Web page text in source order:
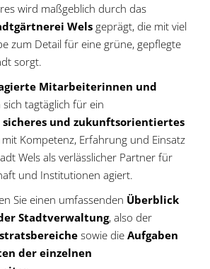
wird maßgeblich durch das
Wels geprägt, die mit viel
zum Detail für eine grüne, gepflegte
sorgt.
Mitarbeiterinnen und
sich tagtäglich für ein
und zukunftsorientiertes
Kompetenz, Erfahrung und Einsatz
Wels als verlässlicher Partner für
und Institutionen agiert.
Sie einen umfassenden Überblick
Stadtverwaltung, also der
sowie die Aufgaben
der einzelnen